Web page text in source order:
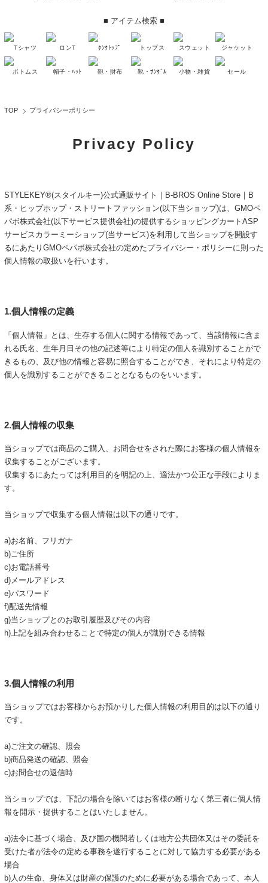
■ アイテム検索 ■
Tシャツ ロンT ﾀﾝｸﾄｯﾌﾟ トップス スウェット ジャケット
ボトムス 帽子・ﾊｯﾄ 鞄・財布 靴・ｻﾝﾀﾞﾙ 小物・雑貨 セール
TOP プライバシーポリシー
Privacy Policy
STYLEKEY®(スタイルキー)公式通販サイト｜B-BROS Online Store｜B
系・ヒップホップ・ストリートファッション(以下当ショップ)は、 GMOペ
パボ株式会社(以下サービス提供会社)の提供するショッピングカートASP
サービスカラーミーショップ(当サービス)を利用して当ショップを開設す
るにあたりGMOペパボ株式会社の定めたプライバシー・ポリシーに則った
個人情報の取扱いを行います。
1.個人情報の定義
「個人情報」とは、生存する個人に関する情報であって、当該情報に含ま
れる氏名、生年月日その他の記述等により特定の個人を識別することがで
きるもの、及び他の情報と容易に照合することができ、それにより特定の
個人を識別することができることとなるものをいいます。
2.個人情報の収集
当ショップでは商品のご購入、お問合せをされた際にお客様の個人情報を
収集することがございます。
収集するにあたっては利用目的を明記の上、適法かつ公正な手段によりま
す。
当ショップで収集する個人情報は以下の通りです。
a)お名前、フリガナ
b)ご住所
c)お電話番号
d)メールアドレス
e)パスワード
f)配送先情報
g)当ショップとのお取引履歴及びその内容
h)上記を組み合わせることで特定の個人が識別できる情報
3.個人情報の利用
当ショップではお客様からお預かりした個人情報の利用目的は以下の通り
です。
a)ご注文の確認、照会
b)商品発送の確認、照会
c)お問合せの返信時
当ショップでは、下記の場合を除いてはお客様の断りなく第三者に個人情
報を開示・提供することはいたしません。
a)法令に基づく場合、及び国の機関若しくは地方公共団体又はその委託を
受けた者が法令の定める事務を遂行することに対して協力する必要がある
場合
b)人の生命、身体又は財産の保護のために必要がある場合であって、本人